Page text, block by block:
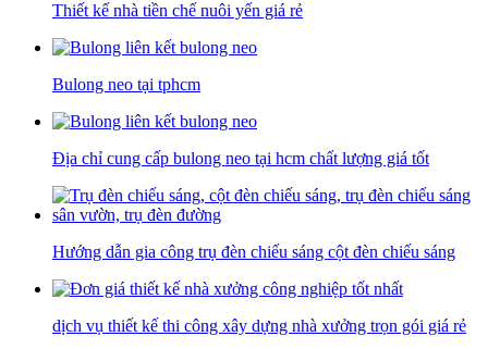
Thiết kế nhà tiền chế nuôi yến giá rẻ
Bulong neo tại tphcm
Địa chỉ cung cấp bulong neo tại hcm chất lượng giá tốt
Hướng dẫn gia công trụ đèn chiếu sáng cột đèn chiếu sáng
dịch vụ thiết kế thi công xây dựng nhà xưởng trọn gói giá rẻ